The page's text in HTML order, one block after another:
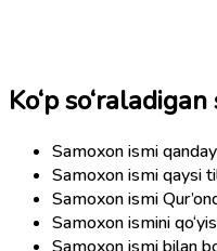
Ko‘p
Samoxon ismi
Samoxon ismi qaysi
Samoxon ismi
Samoxon ismini
Samoxon ismi bilan